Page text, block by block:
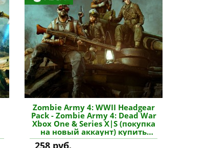
Zombie Army 4: WWII Headgear
Pack - Zombie Army 4: Dead War
Xbox One & Series X|S (покупка
на новый аккаунт) купить
дополнение
258 руб.